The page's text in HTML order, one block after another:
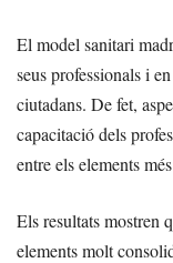
El model sanitari
seus professionals i
ciutadans. De fet,
capacitació dels
entre els elements
Els resultats mostren
elements molt